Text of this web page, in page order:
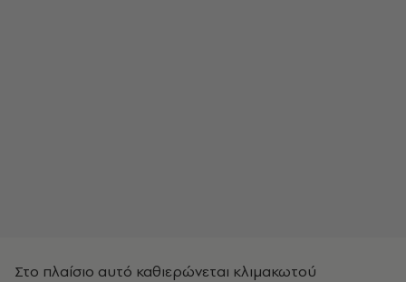
Στο πλαίσιο αυτό καθιερώνεται κλιμακωτού